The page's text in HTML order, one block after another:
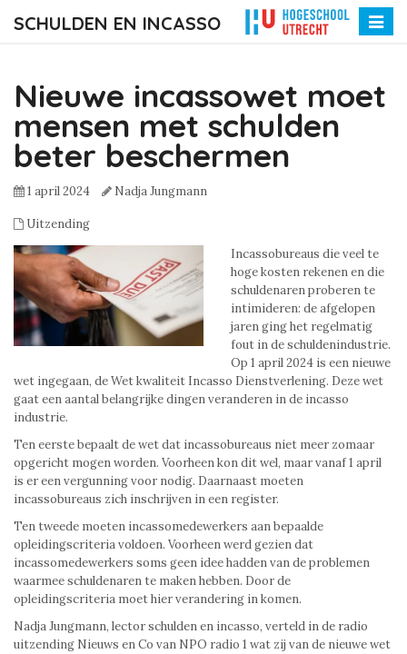
SCHULDEN EN INCASSO
Toggle
Nieuwe incassowet moet
mensen met schulden
beter beschermen
1 april 2024 Nadja Jungmann
Uitzending
Incassobureaus die veel te
hoge kosten rekenen en die
schuldenaren proberen te
intimideren: de afgelopen
jaren ging het regelmatig
fout in de schuldenindustrie.
Op 1 april 2024 is een nieuwe
wet ingegaan, de Wet kwaliteit Incasso Dienstverlening. Deze wet
gaat een aantal belangrijke dingen veranderen in de incasso
industrie.
Ten eerste bepaalt de wet dat incassobureaus niet meer zomaar
opgericht mogen worden. Voorheen kon dit wel, maar vanaf 1 april
is er een vergunning voor nodig. Daarnaast moeten
incassobureaus zich inschrijven in een register.
Ten tweede moeten incassomedewerkers aan bepaalde
opleidingscriteria voldoen. Voorheen werd gezien dat
incassomedewerkers soms geen idee hadden van de problemen
waarmee schuldenaren te maken hebben. Door de
opleidingscriteria moet hier verandering in komen.
Nadja Jungmann, lector schulden en incasso, verteld in de radio
uitzending Nieuws en Co van NPO radio 1 wat zij van de nieuwe wet